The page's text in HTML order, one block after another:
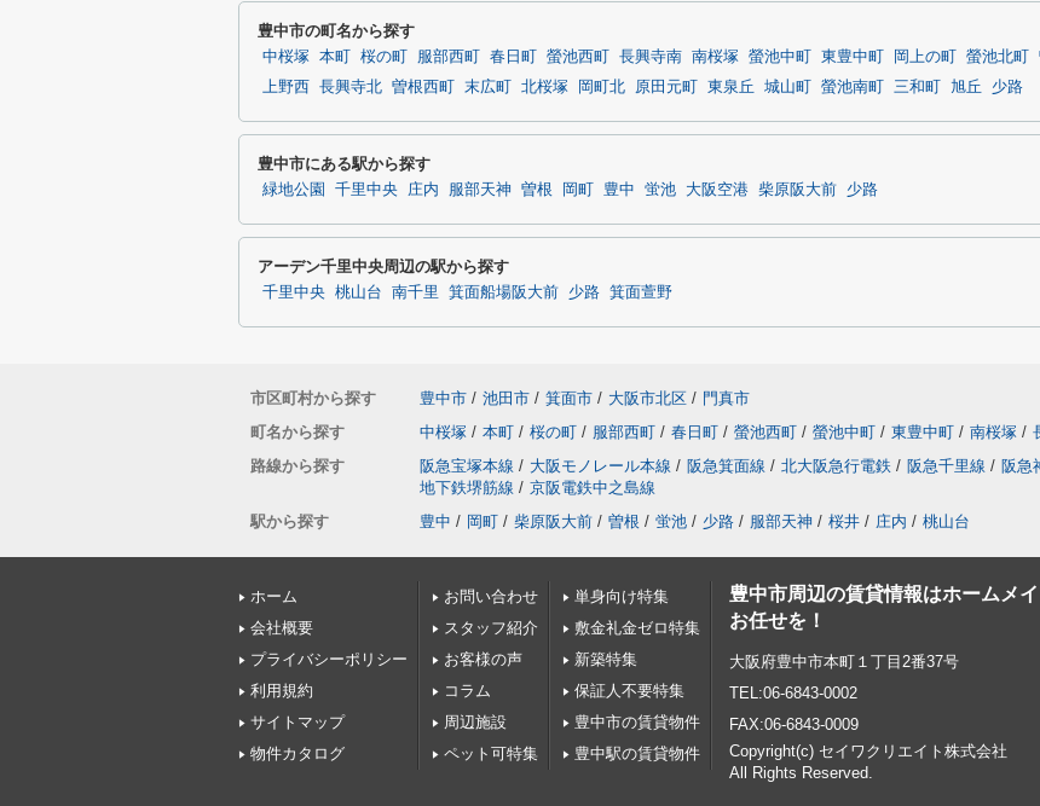
豊中市の町名から探す
中桜塚 本町 桜の町 服部西町 春日町 螢池西町 長興寺南 南桜塚 螢池中町 東豊中町 岡上の町 螢池北町
上野西
長興寺北 曽根西町 末広町 北桜塚 岡町北 原田元町 東泉丘 城山町 螢池南町 三和町 旭丘 少路
豊中市にある駅から探す
緑地公園 千里中央 庄内 服部天神 曽根 岡町 豊中 蛍池 大阪空港 柴原阪大前 少路
アーデン千里中央周辺の駅から探す
千里中央 桃山台 南千里 箕面船場阪大前 少路 箕面萱野
市区町村から探す 豊中市 / 池田市 / 箕面市 / 大阪市北区 / 門真市
町名から探す
中桜塚 / 本町 / 桜の町 / 服部西町 / 春日町 / 螢池西町 / 螢池中町 / 東豊中町 / 南桜塚 /
路線から探す
阪急宝塚本線 / 大阪モノレール本線 / 阪急箕面線 / 北大阪急行電鉄 / 阪急千里線 / 阪急
地下鉄堺筋線 / 京阪電鉄中之島線
駅から探す
豊中 / 岡町 / 柴原阪大前 / 曽根 / 蛍池 / 少路 / 服部天神 / 桜井 / 庄内 / 桃山台
ホーム
会社概要
プライバシーポリシー
利用規約
サイトマップ
物件カタログ
お問い合わせ
スタッフ紹介
お客様の声
コラム
周辺施設
ペット可特集
単身向け特集
敷金礼金ゼロ特集
新築特集
保証人不要特集
豊中市の賃貸物件
豊中駅の賃貸物件
豊中市周辺の賃貸情報はホームメ
お任せを！
大阪府豊中市本町１丁目2番37号
TEL:06-6843-0002
FAX:06-6843-0009
Copyright(c) セイワクリエイト株式会社
All Rights Reserved.